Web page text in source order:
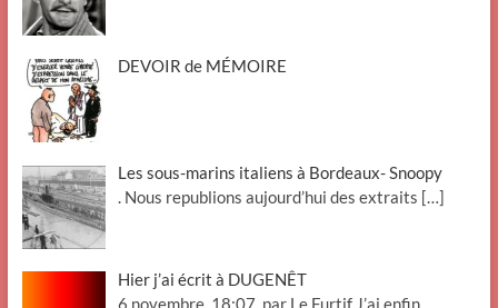
DEVOIR de MÉMOIRE
Les sous-marins italiens à Bordeaux- Snoopy
. Nous republions aujourd’hui des extraits […]
Hier j’ai écrit à DUGENÊT
6 novembre, 18:07, par Le Furtif J’ai enfin